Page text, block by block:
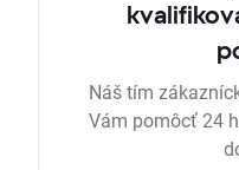
Náš tím
Vám pomôcť 24